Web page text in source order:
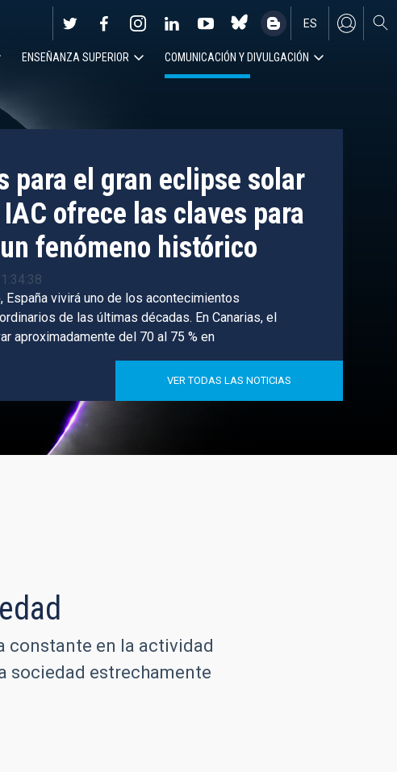
EN
ES
ENSEÑANZA SUPERIOR COMUNICACIÓN Y DIVULGACIÓN
para el gran eclipse solar
ofrece las claves para
fenómeno histórico
España vivirá uno de los acontecimientos
de las últimas décadas. En Canarias, el
aproximadamente del 70 al 75 % en
VER TODAS LAS NOTICIAS
constante en la actividad
sociedad estrechamente